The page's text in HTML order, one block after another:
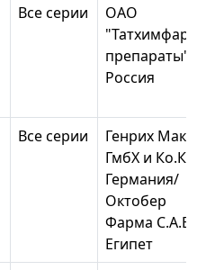
Все серии
ОАО
препараты",
Россия
Все серии
Генрих Мак
ГмбХ и Ко.КГ,
Германия/
Октобер
Фарма С.А.Е.,
Египет